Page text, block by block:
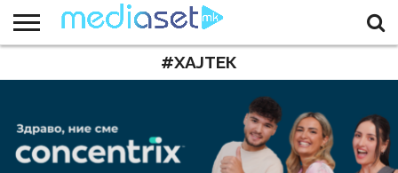
КОНТАКТ
МАРКЕТИНГ
ПОЧЕТНА
#ХАЈТЕК